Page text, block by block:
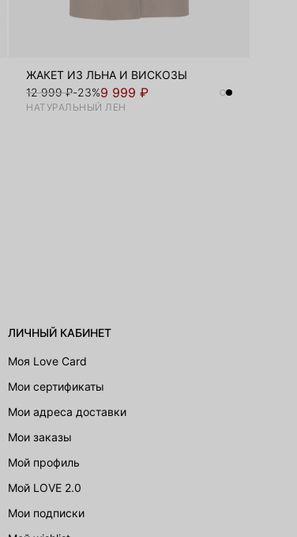
ЖАКЕТ ИЗ ЛЬНА И ВИСКОЗЫ
12 999 ₽-23%9 999 ₽
НАТУРАЛЬНЫЙ ЛЕН
ЛИЧНЫЙ КАБИНЕТ
Моя Love Card
Мои сертификаты
Мои адреса доставки
Мои заказы
Мой профиль
Мой LOVE 2.0
Мои подписки